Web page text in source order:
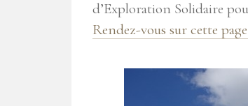
d’Exploration Solidaire
Rendez-vous sur cette